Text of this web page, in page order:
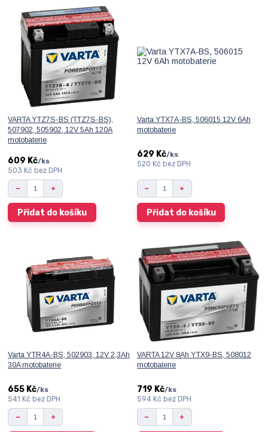
VARTA YTZ7S-BS (TTZ7S-BS),
507902, 505902, 12V 5Ah 120A
motobaterie
609 Kč/ks
503 Kč bez DPH
Přidat do košíku
Varta YTX7A-BS, 506015 12V 6Ah
motobaterie
629 Kč/ks
520 Kč bez DPH
Přidat do košíku
Varta YTR4A-BS, 502903, 12V 2,3Ah
30A motobaterie
655 Kč/ks
541 Kč bez DPH
VARTA 12V 8Ah YTX9-BS, 508012
motobaterie
719 Kč/ks
594 Kč bez DPH